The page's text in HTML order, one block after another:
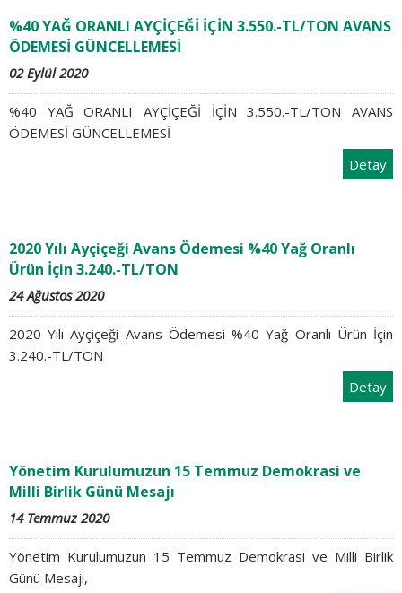
%40 YAĞ ORANLI AYÇİÇEĞİ İÇİN 3.550.-TL/TON AVANS
ÖDEMESİ GÜNCELLEMESİ
02 Eylül 2020
%40 YAĞ ORANLI AYÇİÇEĞİ İÇİN 3.550.-TL/TON AVANS
ÖDEMESİ GÜNCELLEMESİ
Detay
2020 Yılı Ayçiçeği Avans Ödemesi %40 Yağ Oranlı
Ürün İçin 3.240.-TL/TON
24 Ağustos 2020
2020 Yılı Ayçiçeği Avans Ödemesi %40 Yağ Oranlı Ürün İçin
3.240.-TL/TON
Detay
Yönetim Kurulumuzun 15 Temmuz Demokrasi ve
Milli Birlik Günü Mesajı
14 Temmuz 2020
Yönetim Kurulumuzun 15 Temmuz Demokrasi ve Milli Birlik
Günü Mesajı,